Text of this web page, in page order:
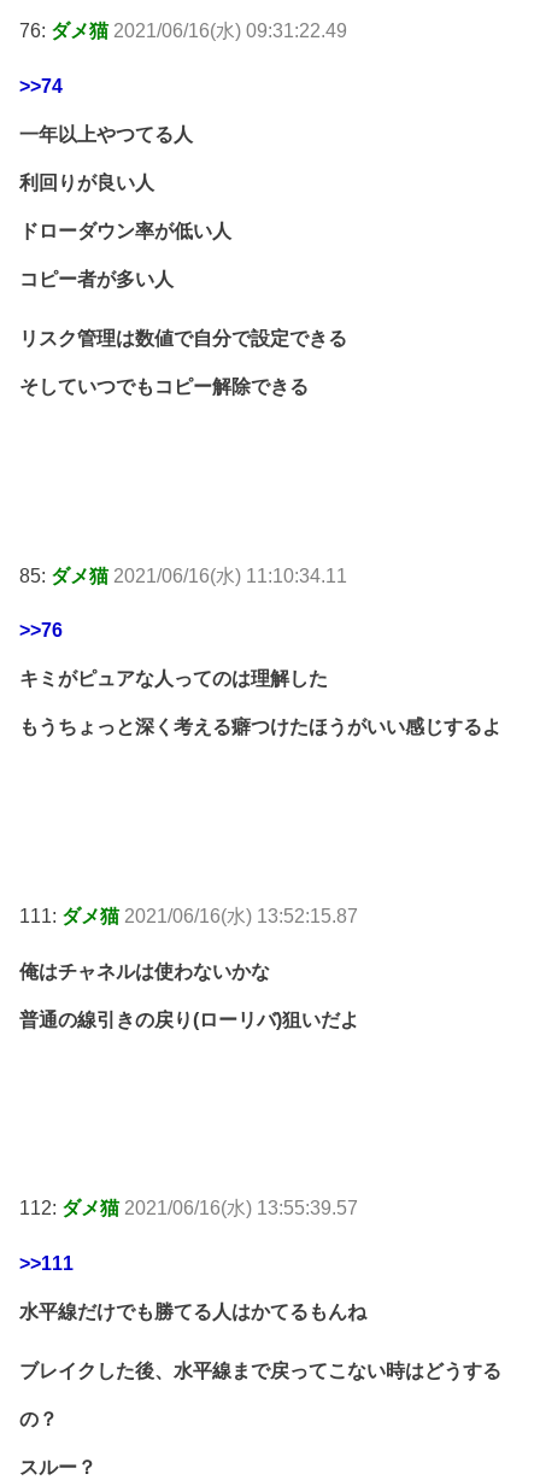
76: ダメ猫 2021/06/16(水) 09:31:22.49
>>74
一年以上やつてる人
利回りが良い人
ドローダウン率が低い人
コピー者が多い人
リスク管理は数値で自分で設定できる
そしていつでもコピー解除できる
85: ダメ猫 2021/06/16(水) 11:10:34.11
>>76
キミがピュアな人ってのは理解した
もうちょっと深く考える癖つけたほうがいい感じするよ
111: ダメ猫 2021/06/16(水) 13:52:15.87
俺はチャネルは使わないかな
普通の線引きの戻り(ローリバ)狙いだよ
112: ダメ猫 2021/06/16(水) 13:55:39.57
>>111
水平線だけでも勝てる人はかてるもんね
ブレイクした後、水平線まで戻ってこない時はどうする
の？
スルー？